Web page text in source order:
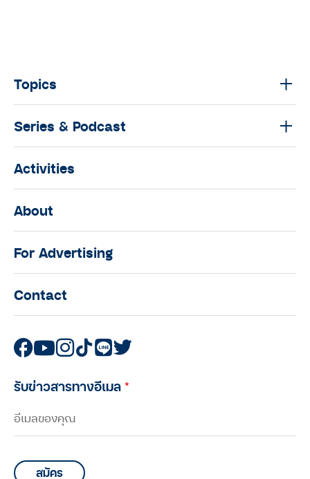
Topics
Series & Podcast
Activities
About
For Advertising
Contact
รับข่าวสารทางอีเมล*